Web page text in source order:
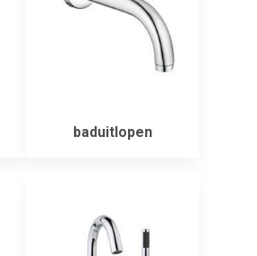
baduitlopen